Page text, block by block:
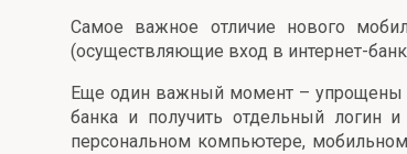
Новый старт
Валютный плюс
Онлайн
Госуслуги
Регистрация в ЕБС
Удаленная идентификация
Самое важное отличие нового
(осуществляющие вход в интернет-
Еще один важный момент – упрощены
банка и получить отдельный логин
персональном компьютере,